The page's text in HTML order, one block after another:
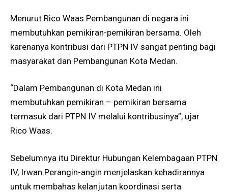
Menurut Rico Waas Pembangunan di negara ini
membutuhkan pemikiran-pemikiran bersama. Oleh
karenanya kontribusi dari PTPN IV sangat penting bagi
masyarakat dan Pembangunan Kota Medan.
“Dalam Pembangunan di Kota Medan ini
membutuhkan pemikiran – pemikiran bersama
termasuk dari PTPN IV melalui kontribusinya”, ujar
Rico Waas.
Sebelumnya itu Direktur Hubungan Kelembagaan PTPN
IV, Irwan Perangin-angin menjelaskan kehadirannya
untuk membahas kelanjutan koordinasi serta